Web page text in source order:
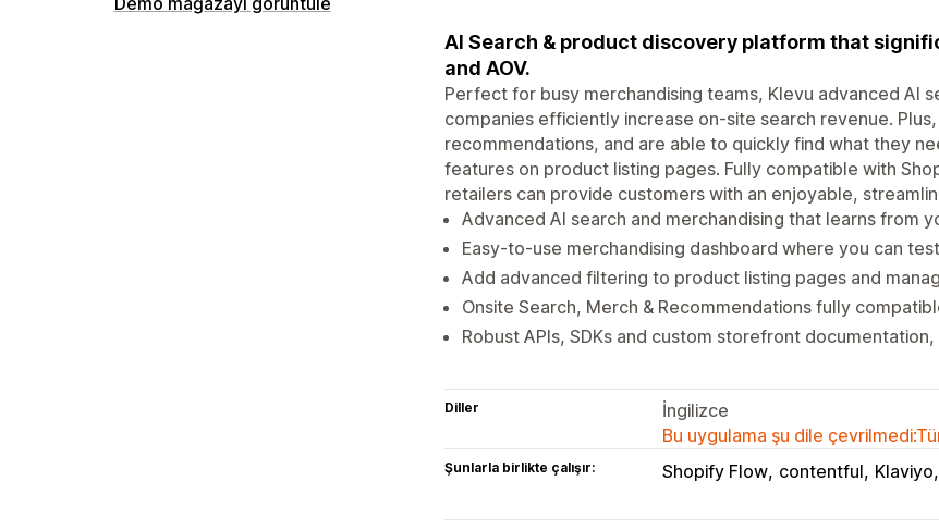
AI Search & product discovery platform that
and AOV.
Perfect for busy merchandising teams, Klevu advanced AI
companies efficiently increase on-site search revenue.
recommendations, and are able to quickly find what they
features on product listing pages. Fully compatible with
retailers can provide customers with an enjoyable,
Advanced AI search and merchandising that learns from
Easy-to-use merchandising dashboard where you can
Add advanced filtering to product listing pages and
Onsite Search, Merch & Recommendations fully
Robust APIs, SDKs and custom storefront
Diller
İngilizce
Bu uygulama şu dile
Şunlarla birlikte çalışır: Shopify Flow contentful Klaviyo